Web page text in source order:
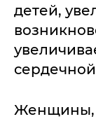
детей,
Женщины,